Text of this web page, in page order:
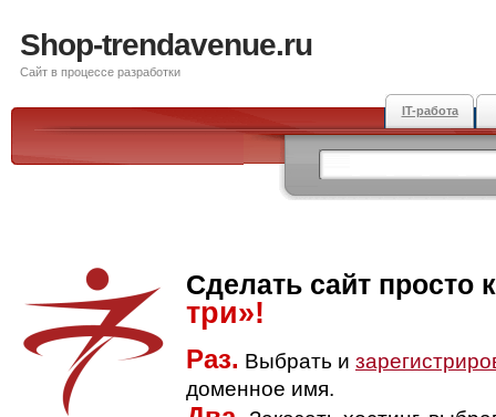
Shop-trendavenue.ru
Сайт в процессе разработки
IT-работа
Сделать сайт просто
три»!
Раз. Выбрать и
доменное имя.